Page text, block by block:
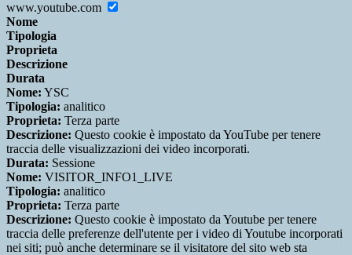
www.youtube.com
Nome
Tipologia
Proprieta
Descrizione
Durata
Nome: YSC
Tipologia: analitico
Proprieta: Terza parte
Descrizione: Questo cookie è impostato da YouTube per tenere
traccia delle visualizzazioni dei video incorporati.
Durata: Sessione
Nome: VISITOR_INFO1_LIVE
Tipologia: analitico
Proprieta: Terza parte
Descrizione: Questo cookie è impostato da Youtube per tenere
traccia delle preferenze dell'utente per i video di Youtube incorporati
nei siti; può anche determinare se il visitatore del sito web sta